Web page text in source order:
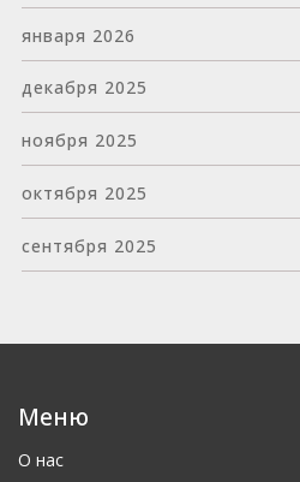
января 2026
декабря 2025
ноября 2025
октября 2025
сентября 2025
Меню
О нас